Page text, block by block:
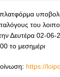
πλατφόρμα
του
Δευτέρα 02-
το μεσημέρι
https://